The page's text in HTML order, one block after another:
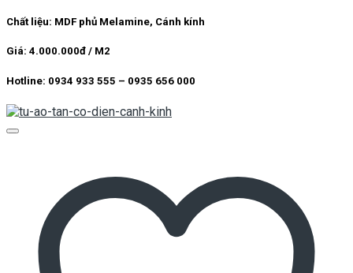
Chất liệu: MDF phủ Melamine, Cánh kính
Giá: 4.000.000đ / M2
Hotline: 0934 933 555 – 0935 656 000